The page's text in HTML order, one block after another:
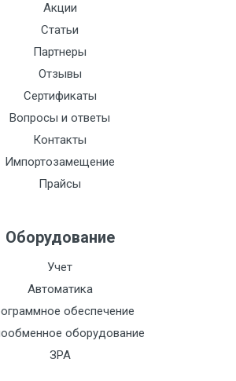
Акции
Статьи
Партнеры
Отзывы
Сертификаты
Вопросы и ответы
Контакты
Импортозамещение
Прайсы
Оборудование
Учет
Автоматика
обеспечение
оборудование
ЗРА